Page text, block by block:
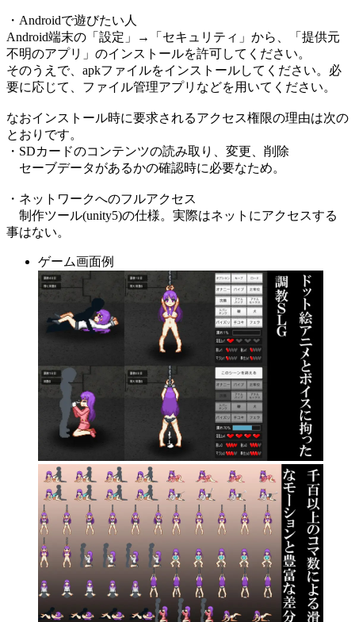
・Androidで遊びたい人
Android端末の「設定」→「セキュリティ」から、「提供元
不明のアプリ」のインストールを許可してください。
そのうえで、apkファイルをインストールしてください。必
要に応じて、ファイル管理アプリなどを用いてください。
なおインストール時に要求されるアクセス権限の理由は次の
とおりです。
・SDカードのコンテンツの読み取り、変更、削除
セーブデータがあるかの確認時に必要なため。
・ネットワークへのフルアクセス
制作ツール(unity5)の仕様。実際はネットにアクセスする
事はない。
ゲーム画面例